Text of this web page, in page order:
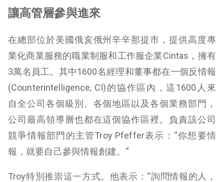
讓高管層參與進來
在總部位於美國俄亥俄州辛辛那提市，提供高度專
業化商業服務的職業制服和工作服企業Cintas，擁有
3萬名員工。其中1600名經理和董事都在一個反情報
(Counterintelligence, CI)的協作區內，這1600人來
自全公司各個級別、各個地區以及各個業務部門，
公司最高領導層也都在這個協作區裡。負責該公司
競爭情報部門的主管Troy Pfeffer表示：“你想要情
報，就要自己參與情報創建。”
Troy特別推崇這一方式。他表示：“詢問情報的人，